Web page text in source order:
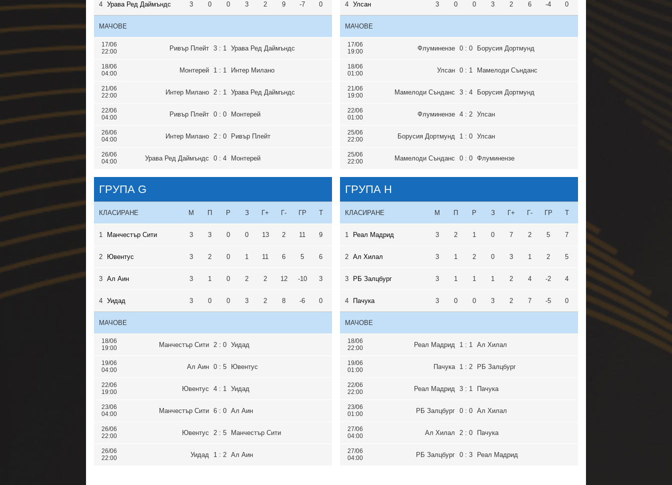
4 Урава Ред Даймъндс 3 0 0 3 2 9 -7 0
МАЧОВЕ
17/06
22:00
Ривър Плейт 3 : 1 Урава Ред Даймъндс
18/06
04:00
Монтерей 1 : 1 Интер Милано
21/06
22:00
Интер Милано 2 : 1 Урава Ред Даймъндс
22/06
04:00
Ривър Плейт 0 : 0 Монтерей
26/06
04:00
Интер Милано 2 : 0 Ривър Плейт
26/06
04:00
Урава Ред Даймъндс 0 : 4 Монтерей
4 Улсан 3 0 0 3 2 6 -4 0
МАЧОВЕ
17/06
19:00
Флуминензе 0 : 0 Борусия Дортмунд
18/06
01:00
Улсан 0 : 1 Мамелоди Сънданс
21/06
19:00
Мамелоди Сънданс 3 : 4 Борусия Дортмунд
22/06
01:00
Флуминензе 4 : 2 Улсан
25/06
22:00
Борусия Дортмунд 1 : 0 Улсан
25/06
22:00
Мамелоди Сънданс 0 : 0 Флуминензе
ГРУПА G
КЛАСИРАНЕ М П Р З Г+ Г- ГР Т
1 Манчестър Сити 3 3 0 0 13 2 11 9
2 Ювентус 3 2 0 1 11 6 5 6
3 Ал Аин 3 1 0 2 2 12 -10 3
4 Уидад 3 0 0 3 2 8 -6 0
МАЧОВЕ
18/06
19:00
Манчестър Сити 2 : 0 Уидад
19/06
04:00
Ал Аин 0 : 5 Ювентус
22/06
19:00
Ювентус 4 : 1 Уидад
23/06
04:00
Манчестър Сити 6 : 0 Ал Аин
26/06
22:00
Ювентус 2 : 5 Манчестър Сити
26/06
22:00
Уидад 1 : 2 Ал Аин
ГРУПА H
КЛАСИРАНЕ М П Р З Г+ Г- ГР Т
1 Реал Мадрид 3 2 1 0 7 2 5 7
2 Ал Хилал 3 1 2 0 3 1 2 5
3 РБ Залцбург 3 1 1 1 2 4 -2 4
4 Пачука 3 0 0 3 2 7 -5 0
МАЧОВЕ
18/06
22:00
Реал Мадрид 1 : 1 Ал Хилал
19/06
01:00
Пачука 1 : 2 РБ Залцбург
22/06
22:00
Реал Мадрид 3 : 1 Пачука
23/06
01:00
РБ Залцбург 0 : 0 Ал Хилал
27/06
04:00
Ал Хилал 2 : 0 Пачука
27/06
04:00
РБ Залцбург 0 : 3 Реал Мадрид